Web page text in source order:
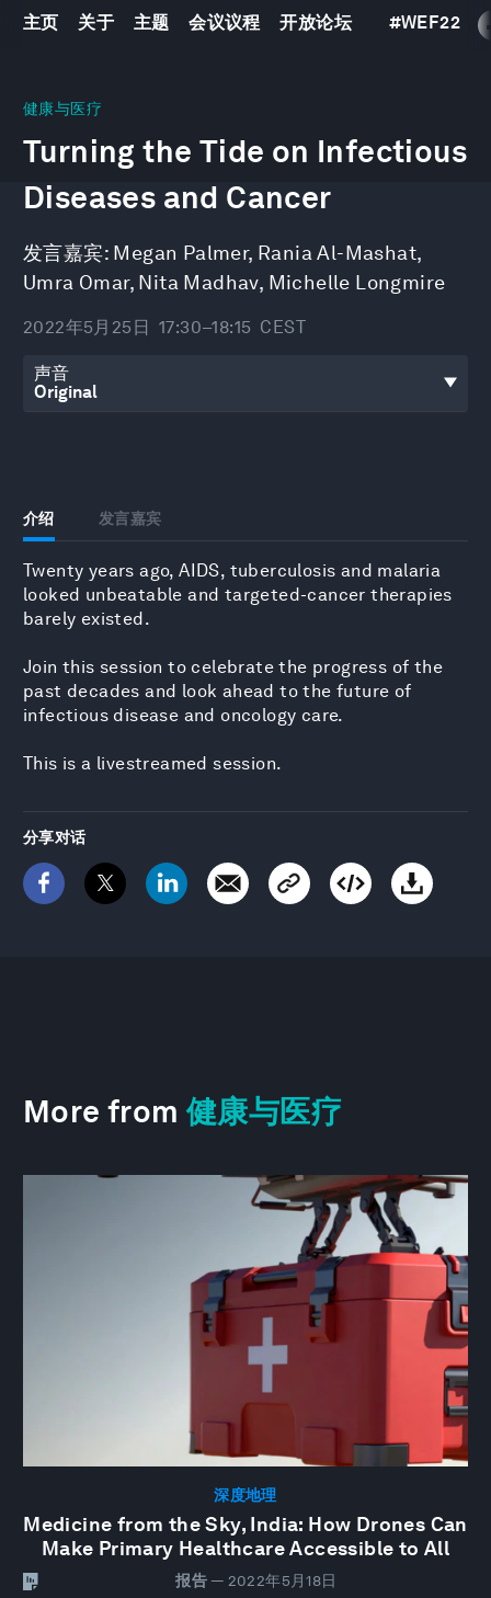
主页 关于 主题 会议议程 开放论坛 #WEF22
健康与医疗
Turning the Tide on Infectious
Diseases and Cancer
发言嘉宾: Megan Palmer, Rania Al-Mashat,
Umra Omar, Nita Madhav, Michelle Longmire
2022年5月25日 17:30–18:15 CEST
声音
介绍 发言嘉宾
Twenty years ago, AIDS, tuberculosis and malaria
looked unbeatable and targeted-cancer therapies
barely existed.
Join this session to celebrate the progress of the
past decades and look ahead to the future of
infectious disease and oncology care.
This is a livestreamed session.
分享对话
More from健康与医疗
深度地理
Medicine from the Sky, India: How Drones Can
Make Primary Healthcare Accessible to All
报告 — 2022年5月18日
seconds
46
minutes,
seconds